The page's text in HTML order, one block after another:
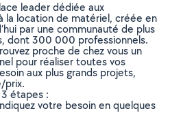
leader dédiée aux
la location de matériel, créée en
par une communauté de plus
dont 300 000 professionnels.
proche de chez vous un
pour réaliser toutes vos
aux plus grands projets,
prix.
étapes :
votre besoin en quelques